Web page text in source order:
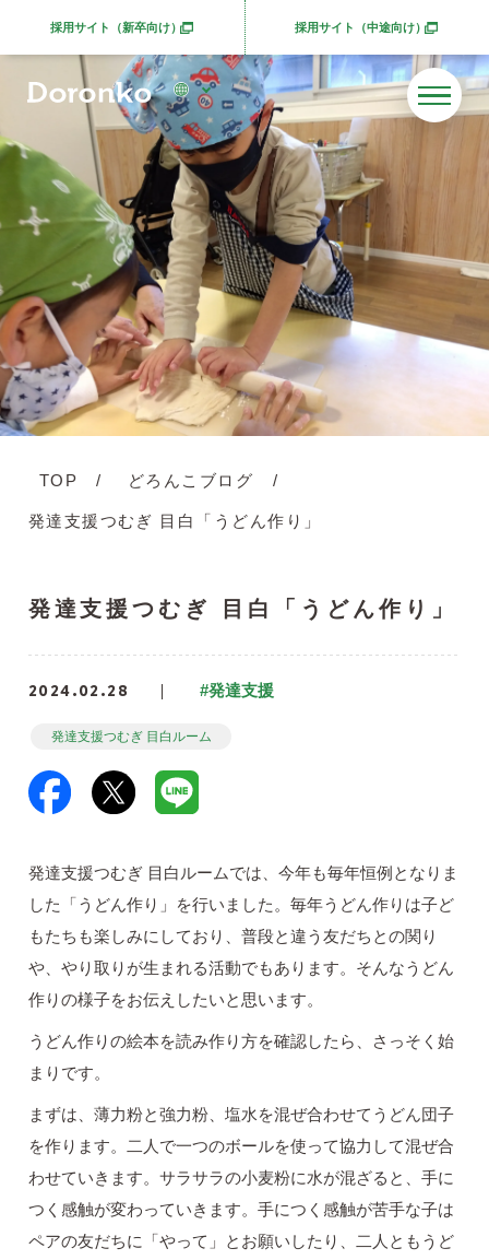
採用サイト（新卒向け）別ウィンドウで開きます 採用サイト（中途向け）別ウィンドウで開きま
TOP どろんこブログ
発達支援つむぎ 目白「うどん作り」
発達支援つむぎ 目白「うどん作り」
2024.02.28 #発達支援
発達支援つむぎ 目白ルーム
発達支援つむぎ 目白ルームでは、今年も毎年恒例となりま
した「うどん作り」を行いました。毎年うどん作りは子ど
もたちも楽しみにしており、普段と違う友だちとの関り
や、やり取りが生まれる活動でもあります。そんなうどん
作りの様子をお伝えしたいと思います。
うどん作りの絵本を読み作り方を確認したら、さっそく始
まりです。
まずは、薄力粉と強力粉、塩水を混ぜ合わせてうどん団子
を作ります。二人で一つのボールを使って協力して混ぜ合
わせていきます。サラサラの小麦粉に水が混ざると、手に
つく感触が変わっていきます。手につく感触が苦手な子は
ペアの友だちに「やって」とお願いしたり、二人ともうど